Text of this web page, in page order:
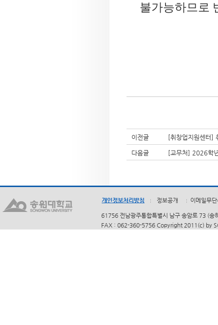
불가능하므로
이전글 [취창업지원센터]
다음글 [교무처] 2026학
개인정보처리방침 정보공개 이메일무
61756 전남광주통합특별시 남구 송암로 73 (
FAX : 062-360-5756 Copyright 2011(c) by